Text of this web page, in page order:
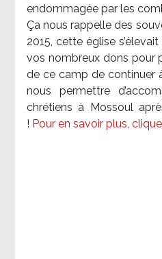
endommagée par les
Ça nous rappelle des
2015, cette église
vos nombreux dons pour
de ce camp de continuer
nous permettre
chrétiens à Mossoul
! Pour en savoir plus,